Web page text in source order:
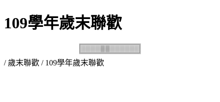
109學年歲末聯歡
/ 歲末聯歡 / 109學年歲末聯歡